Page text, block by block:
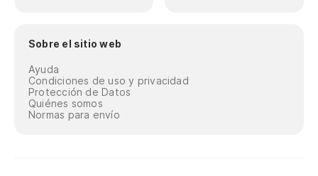
Sobre el sitio web
Ayuda
Condiciones de uso y privacidad
Protección de Datos
Quiénes somos
Normas para envío